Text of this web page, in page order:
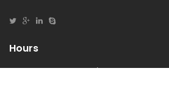
Hours
Mon-Fri : 08.30 - 12.00 / 13.00 - 17.30